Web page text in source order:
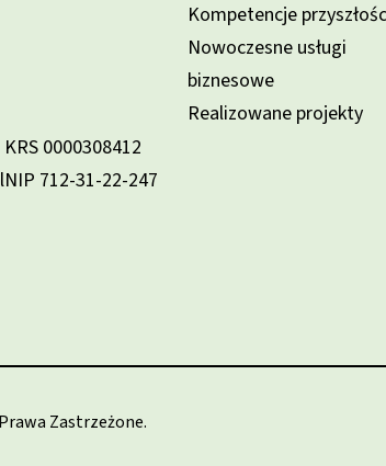
KRS 0000308412
NIP 712-31-22-247
Kompetencje
Nowoczesne usługi
biznesowe
Realizowane projekty
Zastrzeżone.